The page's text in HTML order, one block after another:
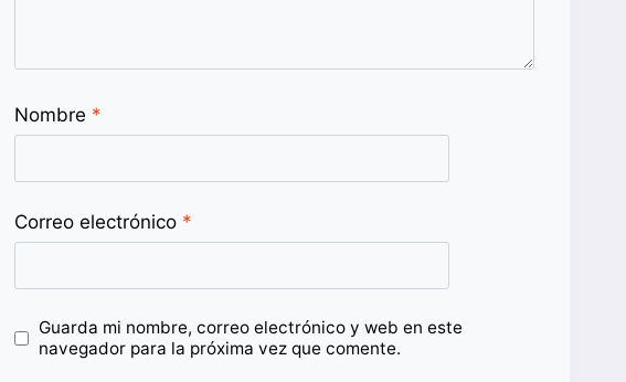
Nombre *
Correo electrónico *
Guarda mi nombre, correo electrónico y web en este
navegador para la próxima vez que comente.